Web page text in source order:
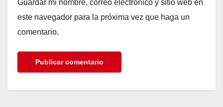
Guardar mi nombre, correo electrónico y sitio web en
este navegador para la próxima vez que haga un
comentario.